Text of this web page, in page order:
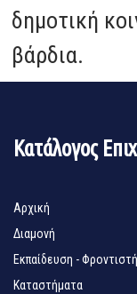
δημοτική
βάρδια.
Κατάλογος
Αρχική
Διαμονή
Εκπαίδευση -
Καταστήματα